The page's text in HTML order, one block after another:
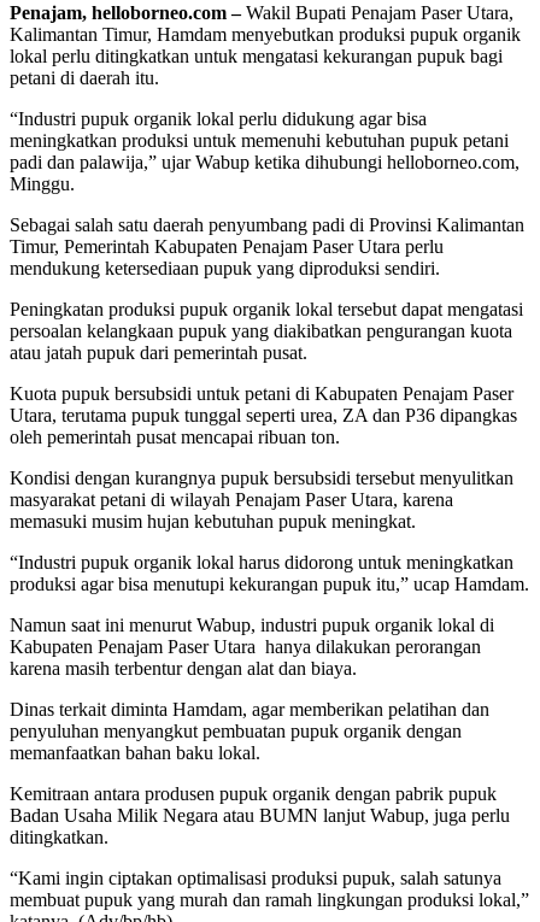
Penajam, helloborneo.com –Wakil Bupati Penajam Paser Utara,
Kalimantan Timur, Hamdam menyebutkan produksi pupuk organik
lokal perlu ditingkatkan untuk mengatasi kekurangan pupuk bagi
petani di daerah itu.
“Industri pupuk organik lokal perlu didukung agar bisa
meningkatkan produksi untuk memenuhi kebutuhan pupuk petani
padi dan palawija,” ujar Wabup ketika dihubungi helloborneo.com,
Minggu.
Sebagai salah satu daerah penyumbang padi di Provinsi Kalimantan
Timur, Pemerintah Kabupaten Penajam Paser Utara perlu
mendukung ketersediaan pupuk yang diproduksi sendiri.
Peningkatan produksi pupuk organik lokal tersebut dapat mengatasi
persoalan kelangkaan pupuk yang diakibatkan pengurangan kuota
atau jatah pupuk dari pemerintah pusat.
Kuota pupuk bersubsidi untuk petani di Kabupaten Penajam Paser
Utara, terutama pupuk tunggal seperti urea, ZA dan P36 dipangkas
oleh pemerintah pusat mencapai ribuan ton.
Kondisi dengan kurangnya pupuk bersubsidi tersebut menyulitkan
masyarakat petani di wilayah Penajam Paser Utara, karena
memasuki musim hujan kebutuhan pupuk meningkat.
“Industri pupuk organik lokal harus didorong untuk meningkatkan
produksi agar bisa menutupi kekurangan pupuk itu,” ucap Hamdam.
Namun saat ini menurut Wabup, industri pupuk organik lokal di
Kabupaten Penajam Paser Utara hanya dilakukan perorangan
karena masih terbentur dengan alat dan biaya.
Dinas terkait diminta Hamdam, agar memberikan pelatihan dan
penyuluhan menyangkut pembuatan pupuk organik dengan
memanfaatkan bahan baku lokal.
Kemitraan antara produsen pupuk organik dengan pabrik pupuk
Badan Usaha Milik Negara atau BUMN lanjut Wabup, juga perlu
ditingkatkan.
“Kami ingin ciptakan optimalisasi produksi pupuk, salah satunya
membuat pupuk yang murah dan ramah lingkungan produksi lokal,”